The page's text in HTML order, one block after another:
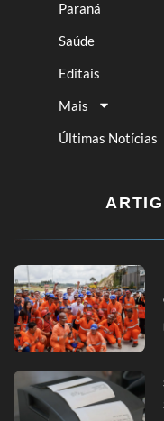
Paraná
Saúde
Editais
Mais
Últimas Notícias